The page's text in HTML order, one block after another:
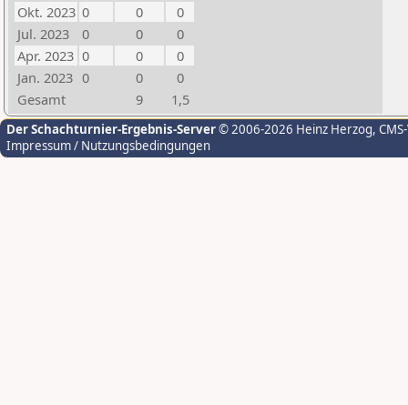
Okt. 2023 0 0
0
Jul. 2023
0 0
0
Apr. 2023 0 0
0
Jan. 2023 0 0
0
Gesamt
9 1,5
Der Schachturnier-Ergebnis-Server© 2006-2026 Heinz Herzog,
Impressum / Nutzungsbedingungen